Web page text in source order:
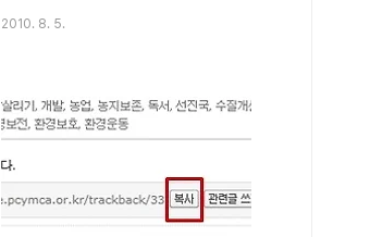
스에 내가 나온다면?"이라는 이벤트가 진행
중이더군요. 자기소개 글을 작성하여 다음뷰
에 보내면 선정된 글을 'view 애드박스'에 노
출시켜주는 이벤트라고 합니다. 그래서, 기왕
에 정성(?)들여 작성한 갱상도 블로그 10문
2010. 8. 5.